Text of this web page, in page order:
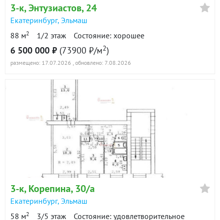
Показать всю историю: 6 предложений →
3-к, Энтузиастов, 24
Екатеринбург, Эльмаш
88 м2 1/2 этаж Состояние: хорошее
6 500 000 ₽ (73900 ₽/м2)
размещено: 17.07.2026 , обновлено: 7.08.2026
3-к, Корепина, 30/а
Екатеринбург, Эльмаш
58 м2 3/5 этаж Состояние: удовлетворительное